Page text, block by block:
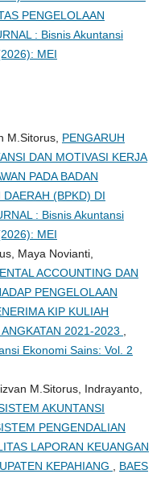
PENGELOLAAN
: Bisnis Akuntansi
MEI
M.Sitorus, PENGARUH
DAN MOTIVASI KERJA
PADA BADAN
(BPKD) DI
: Bisnis Akuntansi
MEI
Maya Novianti,
ACCOUNTING DAN
PENGELOLAAN
KIP KULIAH
2021-2023
Ekonomi Sains: Vol. 2
M.Sitorus, Indrayanto,
AKUNTANSI
PENGENDALIAN
LAPORAN KEUANGAN
KEPAHIANG
BAES